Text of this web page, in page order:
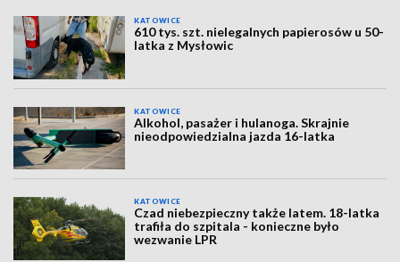
KATOWICE
610 tys. szt. nielegalnych papierosów u 50-
latka z Mysłowic
KATOWICE
Alkohol, pasażer i hulanoga. Skrajnie
nieodpowiedzialna jazda 16-latka
KATOWICE
Czad niebezpieczny także latem. 18-latka
trafiła do szpitala - konieczne było
wezwanie LPR